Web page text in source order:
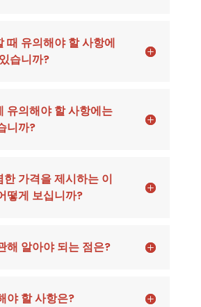
때 유의해야 할 사항에
습니까?
유의해야 할 사항에는
니까?
가격을 제시하는 이
떻게 보십니까?
해 알아야 되는 점은?
야 할 사항은?